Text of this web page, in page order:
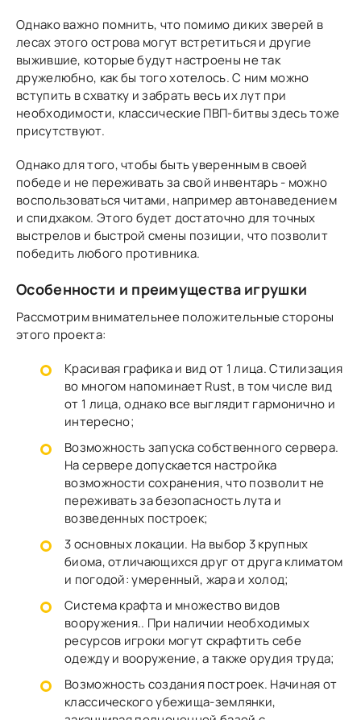
Однако важно помнить, что помимо диких зверей в
лесах этого острова могут встретиться и другие
выжившие, которые будут настроены не так
дружелюбно, как бы того хотелось. С ним можно
вступить в схватку и забрать весь их лут при
необходимости, классические ПВП-битвы здесь тоже
присутствуют.
Однако для того, чтобы быть уверенным в своей
победе и не переживать за свой инвентарь - можно
воспользоваться читами, например автонаведением
и спидхаком. Этого будет достаточно для точных
выстрелов и быстрой смены позиции, что позволит
победить любого противника.
Особенности и преимущества игрушки
Рассмотрим внимательнее положительные стороны
этого проекта:
Красивая графика и вид от 1 лица. Стилизация
во многом напоминает Rust, в том числе вид
от 1 лица, однако все выглядит гармонично и
интересно;
Возможность запуска собственного сервера.
На сервере допускается настройка
возможности сохранения, что позволит не
переживать за безопасность лута и
возведенных построек;
3 основных локации. На выбор 3 крупных
биома, отличающихся друг от друга климатом
и погодой: умеренный, жара и холод;
Система крафта и множество видов
вооружения.. При наличии необходимых
ресурсов игроки могут скрафтить себе
одежду и вооружение, а также орудия труда;
Возможность создания построек. Начиная от
классического убежища-землянки,